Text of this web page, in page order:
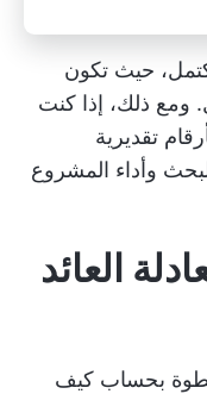
حيث تكون
ومع ذلك، إذا كنت
تقديرية
وأداء المشروع
معادلة العائد
بحساب كيف